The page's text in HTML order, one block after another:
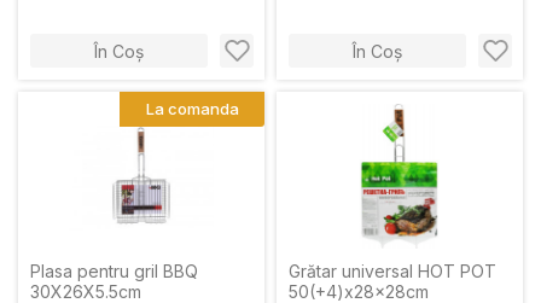
În Coș În Coș
Plasa pentru gril BBQ
30X26X5.5cm
La comanda
Grătar universal HOT POT
50(+4)x28x28cm